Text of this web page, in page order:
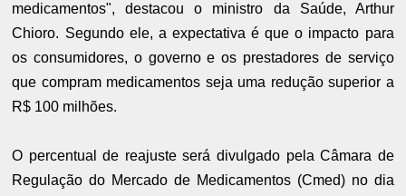
medicamentos", destacou o ministro da Saúde, Arthur
Chioro. Segundo ele, a expectativa é que o impacto para
os consumidores, o governo e os prestadores de serviço
que compram medicamentos seja uma redução superior a
R$ 100 milhões.
O percentual de reajuste será divulgado pela Câmara de
Regulação do Mercado de Medicamentos (Cmed) no dia